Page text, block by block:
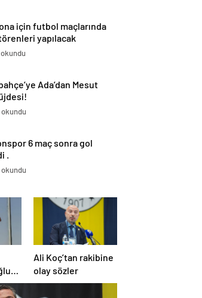
için futbol maçlarında
yapılacak
Ada’dan Mesut
6 maç sonra gol
.
Ali Koç’tan rakibine
olay sözler